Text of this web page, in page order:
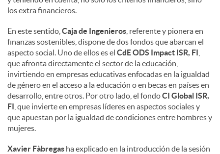
los extra financieros.
En este sentido, Caja de Ingenieros , referente y pionera en
finanzas sostenibles, dispone de dos fondos que abarcan el
aspecto social. Uno de ellos es el CdE ODS Impact ISR, FI
que afronta directamente el sector de la educación,
invirtiendo en empresas educativas enfocadas en la igualdad
de género en el acceso a la educación o en becas en países en
desarrollo, entre otros. Por otro lado, el fondoCI Global ISR,
FI , que invierte en empresas líderes en aspectos sociales y
que apuestan por la igualdad de condiciones entre hombres y
mujeres.
Xavier Fàbregas ha explicado en la introducción de la sesión